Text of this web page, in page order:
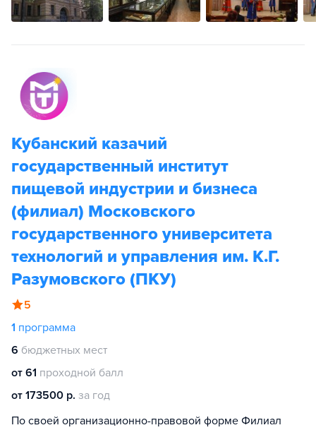
Кубанский казачий
государственный институт
пищевой индустрии и бизнеса
(филиал) Московского
государственного университета
технологий и управления им. К.Г.
Разумовского (ПКУ)
5
1 программа
6 бюджетных мест
от 61 проходной балл
от 173500 р. за год
По своей организационно-правовой форме Филиал